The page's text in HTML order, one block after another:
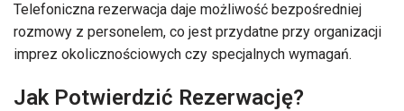
Telefoniczna rezerwacja daje możliwość bezpośredniej
rozmowy z personelem, co jest przydatne przy organizacji
imprez okolicznościowych czy specjalnych wymagań.
Jak Potwierdzić Rezerwację?